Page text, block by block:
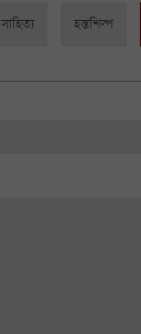
সাহিত্য হস্তশিল্প